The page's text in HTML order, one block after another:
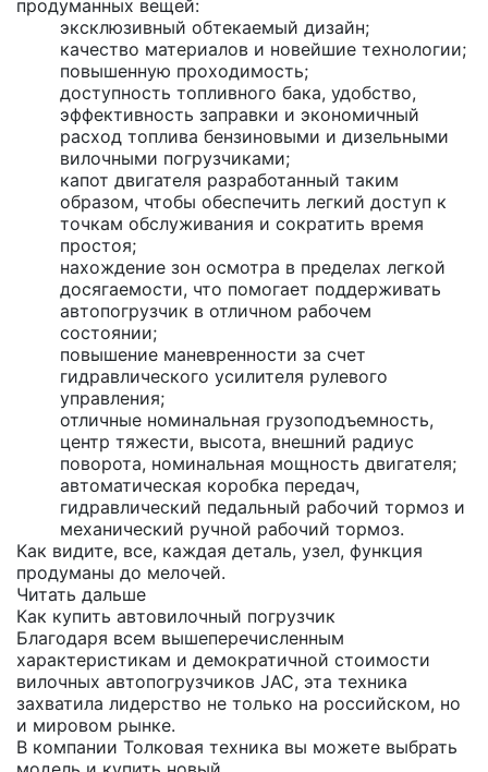
продуманных вещей:
эксклюзивный обтекаемый дизайн;
качество материалов и новейшие технологии;
повышенную проходимость;
доступность топливного бака, удобство,
эффективность заправки и экономичный
расход топлива бензиновыми и дизельными
вилочными погрузчиками;
капот двигателя разработанный таким
образом, чтобы обеспечить легкий доступ к
точкам обслуживания и сократить время
простоя;
нахождение зон осмотра в пределах легкой
досягаемости, что помогает поддерживать
автопогрузчик в отличном рабочем
состоянии;
повышение маневренности за счет
гидравлического усилителя рулевого
управления;
отличные номинальная грузоподъемность,
центр тяжести, высота, внешний радиус
поворота, номинальная мощность двигателя;
автоматическая коробка передач,
гидравлический педальный рабочий тормоз и
механический ручной рабочий тормоз.
Как видите, все, каждая деталь, узел, функция
продуманы до мелочей.
Читать дальше
Как купить автовилочный погрузчик
Благодаря всем вышеперечисленным
характеристикам и демократичной стоимости
вилочных автопогрузчиков JAC, эта техника
захватила лидерство не только на российском, но
и мировом рынке.
В компании Толковая техника вы можете выбрать